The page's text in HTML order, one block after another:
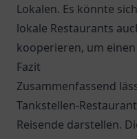
Lokalen. Es könnte
lokale Restaurants
kooperieren, um
Fazit
Zusammenfassend
Tankstellen-
Reisende darstellen.